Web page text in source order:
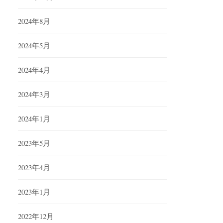
2024年8月
2024年5月
2024年4月
2024年3月
2024年1月
2023年5月
2023年4月
2023年1月
2022年12月